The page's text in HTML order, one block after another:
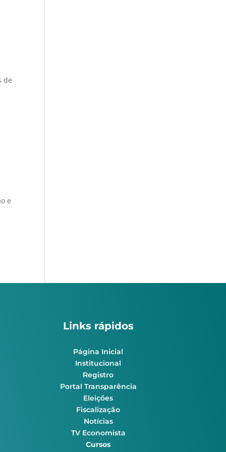
de
e
Links rápidos
Página Inicial
Institucional
Registro
Portal Transparência
Eleições
Fiscalização
Notícias
TV Economista
Cursos